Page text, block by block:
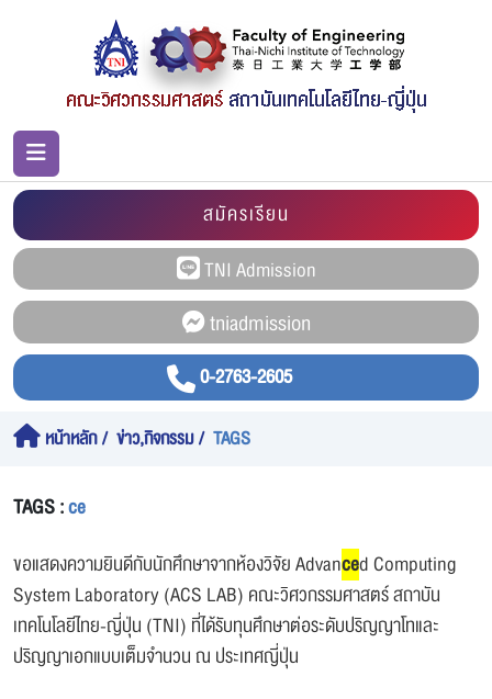
0-2763-2605
สมัครเรียน
หน้าหลัก ข่าว,กิจกรรม TAGS
TAGS :ce
ขอแสดงความยินดีกับนักศึกษาจากห้องวิจัย Advanced Computing
System Laboratory (ACS LAB) คณะวิศวกรรมศาสตร์ สถาบัน
เทคโนโลยีไทย-ญี่ปุ่น (TNI) ที่ได้รับทุนศึกษาต่อระดับปริญญาโทและ
ปริญญาเอกแบบเต็มจำนวน ณ ประเทศญี่ปุ่น